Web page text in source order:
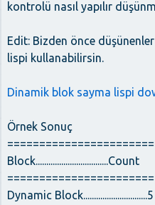
kontrolü nasıl yapılır
Edit: Bizden önce
lispi kullanabilirsin.
Dinamik blok sayma lispi
Örnek Sonuç
Block..................................Count
Dynamic Block..............................5